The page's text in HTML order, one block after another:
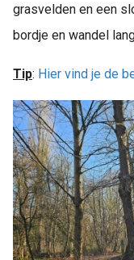
grasvelden en een
bordje en wandel
Tip: Hier vind je de